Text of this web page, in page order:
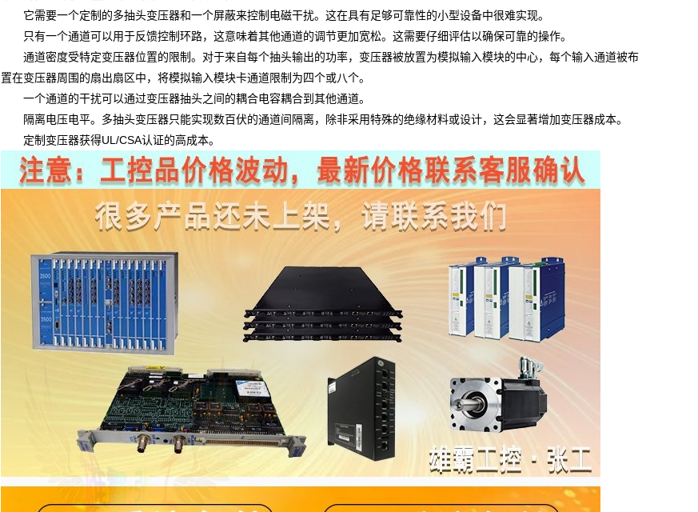
它需要一个定制的多抽头变压器和一个屏蔽来控制电磁干扰。这在具有足够可靠性的小型设备中很难实现。
只有一个通道可以用于反馈控制环路，这意味着其他通道的调节更加宽松。这需要仔细评估以确保可靠的操作。
通道密度受特定变压器位置的限制。对于来自每个抽头输出的功率，变压器被放置为模拟输入模块的中心，每个输入通道被布
置在变压器周围的扇出扇区中，将模拟输入模块卡通道限制为四个或八个。
一个通道的干扰可以通过变压器抽头之间的耦合电容耦合到其他通道。
隔离电压电平。多抽头变压器只能实现数百伏的通道间隔离，除非采用特殊的绝缘材料或设计，这会显著增加变压器成本。
定制变压器获得UL/CSA认证的高成本。